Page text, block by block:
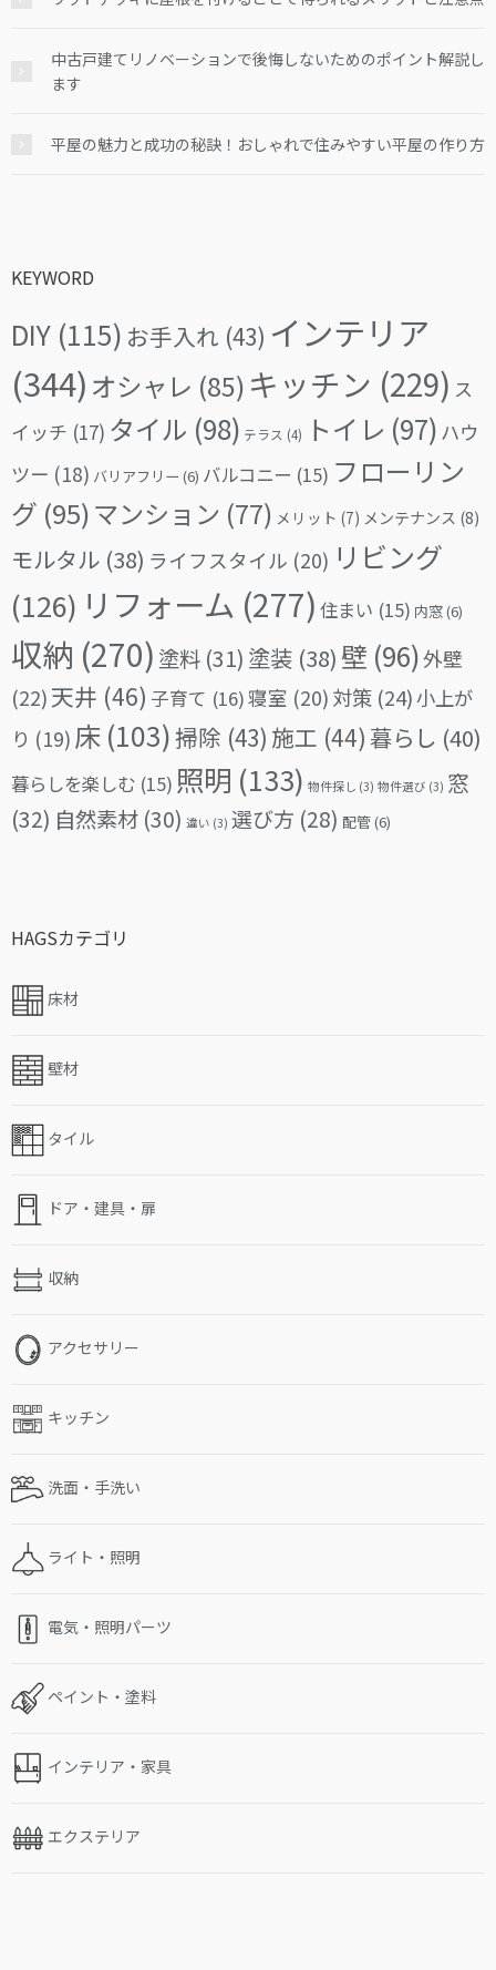
中古戸建てリノベーションで後悔しないためのポイント解説し
ます
平屋の魅力と成功の秘訣！おしゃれで住みやすい平屋の作り方
KEYWORD
DIY (115) お手入れ (43) インテリア
(344) オシャレ (85) キッチン (229) ス
イッチ (17) タイル (98) テラス (4) トイレ (97) ハウ
ツー (18) バリアフリー (6) バルコニー (15) フローリン
グ (95)マンション (77) メリット (7) メンテナンス (8)
モルタル (38) ライフスタイル (20) リビング
(126) リフォーム (277) 住まい (15) 内窓(6)
収納 (270) 塗料 (31) 塗装 (38) 壁 (96)外壁
(22)天井 (46) 子育て (16)寝室 (20) 対策 (24)小上が
り (19) 床 (103)掃除 (43) 施工 (44) 暮らし (40)
暮らしを楽しむ (15) 照明 (133) 物件探し (3) 物件選び (3) 窓
(32) 自然素材 (30) 違い (3) 選び方 (28) 配管(6)
HAGSカテゴリ
床材
壁材
タイル
ドア・建具・扉
収納
アクセサリー
キッチン
洗面・手洗い
ライト・照明
電気・照明パーツ
ペイント・塗料
インテリア・家具
エクステリア